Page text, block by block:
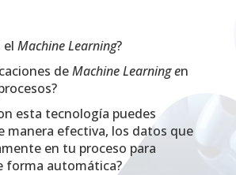
el Machine Learning?
deMachine Learning en
esta tecnología puedes
manera efectiva, los datos que
en tu proceso para
forma automática?